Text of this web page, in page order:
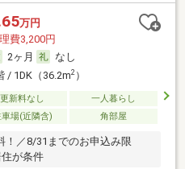
万円
費3,200円
2ヶ月
なし
/ 1DK（36.2m2）
更新料なし
一人暮らし
車場(近隣含) 角部屋
！／8/31までのお申込み限
が条件